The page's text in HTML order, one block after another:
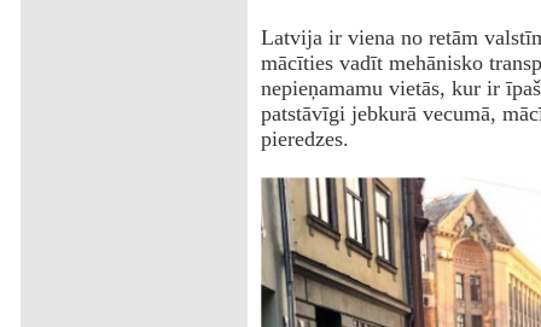
Latvija ir viena no retām
mācīties vadīt mehānisko
nepieņamamu vietās, kur ir
patstāvīgi jebkurā vecumā,
pieredzes.